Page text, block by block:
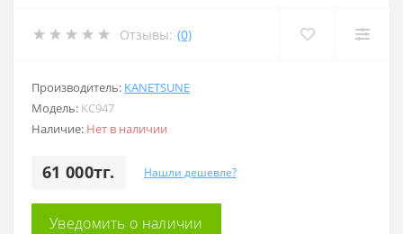
Отзывы: (0)
Производитель: KANETSUNE
Модель: KC947
Наличие: Нет в наличии
61 000тг. Нашли дешевле?
Уведомить о наличии